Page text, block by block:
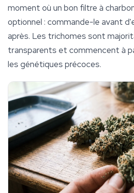
moment où un bon filtre à
optionnel : commande-le avant
après. Les trichomes sont
transparents et commencent à
les génétiques précoces.